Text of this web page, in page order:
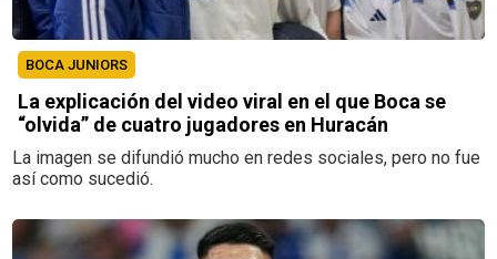
BOCA JUNIORS
La explicación del video viral en el que Boca se
“olvida” de cuatro jugadores en Huracán
La imagen se difundió mucho en redes sociales, pero no fue
así como sucedió.